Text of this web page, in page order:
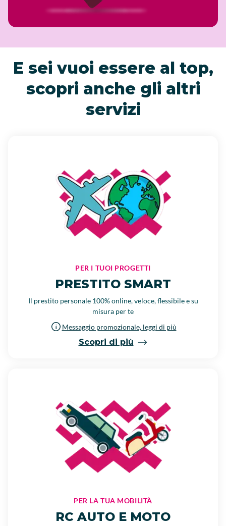
E sei vuoi essere al top,
scopri anche gli altri
servizi
PER I TUOI PROGETTI
PRESTITO SMART
Il prestito personale 100% online, veloce, flessibile e su
misura per te
Messaggio promozionale, leggi di più
Scopri di più
PER LA TUA MOBILITÀ
RC AUTO E MOTO